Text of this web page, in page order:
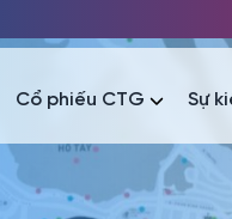
Cổ phiếu CTG Sự